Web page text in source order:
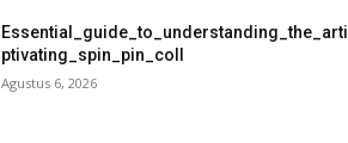
ptivating_spin_pin_coll
Agustus 6, 2026